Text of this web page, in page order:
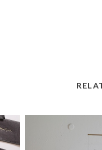
初めては手帳カバー